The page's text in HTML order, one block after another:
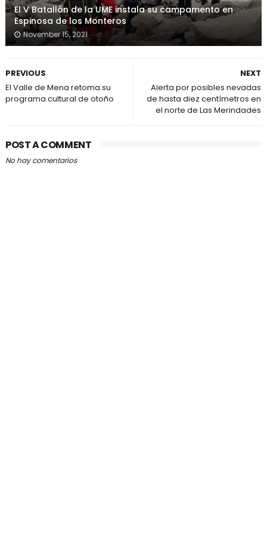
El V Batallón de la UME instala su campamento en
Espinosa de los Monteros
November 15, 2021
NEXT
Alerta por posibles nevadas
de hasta diez centímetros en
el norte de Las Merindades
PREVIOUS
El Valle de Mena retoma su
programa cultural de otoño
POST A COMMENT
No hay comentarios